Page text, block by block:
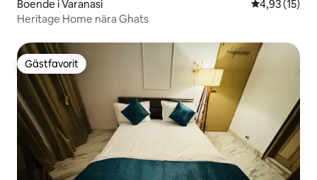
Boende i Varanasi 4,93 av 5 i
4,93 (15)
Heritage Home nära Ghats
Gästfavorit
Gästfavorit